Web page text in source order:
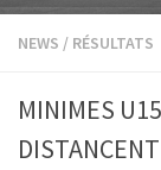
NEWS / RÉSULTATS
MINIMES